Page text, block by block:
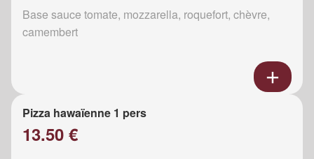
Base sauce tomate, mozzarella, roquefort, chèvre,
camembert
Pizza hawaïenne 1 pers
13.50 €